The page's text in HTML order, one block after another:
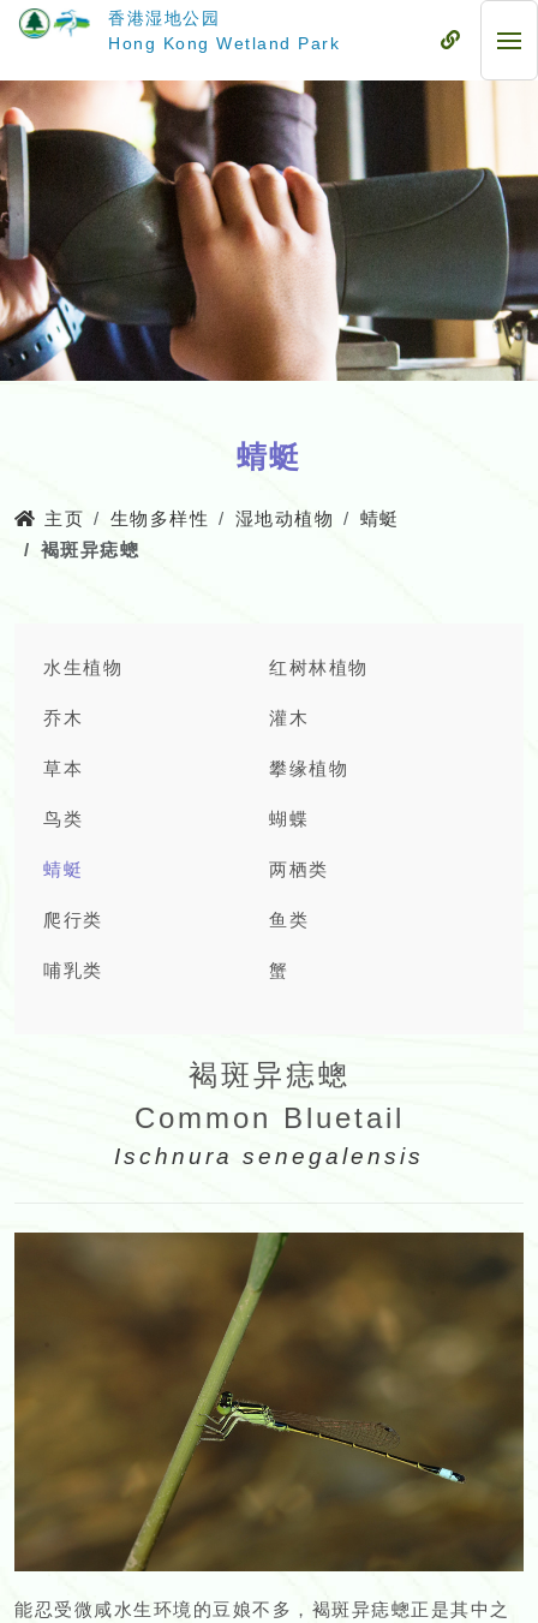
要
内
容
香港湿地公园
Hong Kong Wetland Park
流
流
动
蜻蜓
主页 生物多样性 湿地动植物
蜻蜓
褐斑异痣蟌
水生植物 红树林植物
乔木 灌木
草本 攀缘植物
鸟类 蝴蝶
蜻蜓 两栖类
爬行类 鱼类
哺乳类 蟹
褐斑异痣蟌
Common Bluetail
Ischnura senegalensis
能忍受微咸水生环境的豆娘不多，褐斑异痣蟌正是其中之